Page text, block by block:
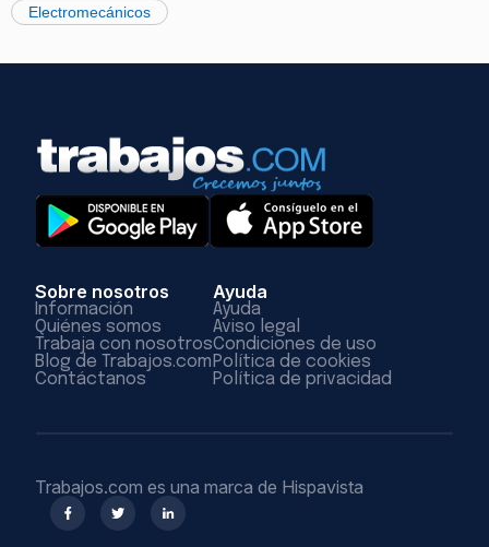
Electromecánicos
Sobre nosotros
Información
Quiénes somos
Trabaja con nosotros
Blog de Trabajos.com
Contáctanos
Ayuda
Ayuda
Aviso legal
Condiciones de uso
Política de cookies
Política de privacidad
Trabajos.com es una marca de Hispavista